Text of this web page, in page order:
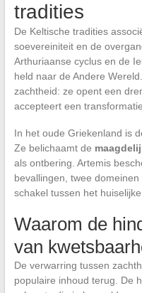
tradities
De Keltische tradities
soevereiniteit en de
Arthuriaanse cyclus en de
held naar de Andere
zachtheid: ze opent een
accepteert een
In het oude Griekenland is
Ze belichaamt de
als ontbering. Artemis
bevallingen, twee
schakel tussen het
Waarom de
van
De verwarring tussen
populaire inhoud terug. De